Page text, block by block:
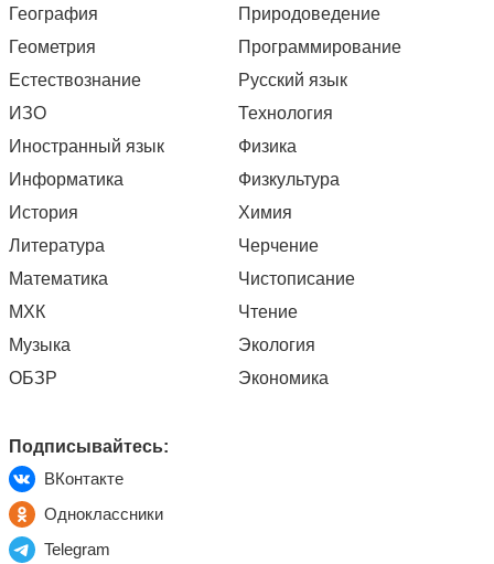
География
Геометрия
Естествознание
ИЗО
Иностранный язык
Информатика
История
Литература
Математика
МХК
Музыка
ОБЗР
Природоведение
Программирование
Русский язык
Технология
Физика
Физкультура
Химия
Черчение
Чистописание
Чтение
Экология
Экономика
Подписывайтесь:
ВКонтакте
Одноклассники
Telegram